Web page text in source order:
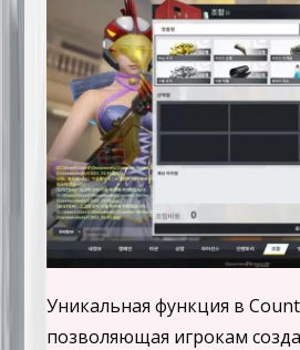
Уникальная функция в
позволяющая игрокам